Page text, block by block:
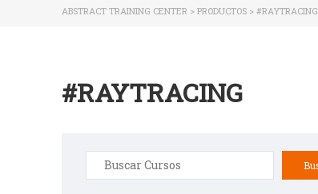
ABSTRACT TRAINING CENTER > PRODUCTOS > #RAYTRACING
#RAYTRACING
Buscar: